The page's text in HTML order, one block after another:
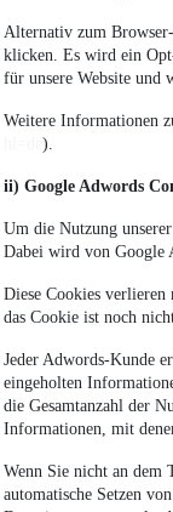
Alternativ zum
klicken. Es wird ein
für unsere Website und
Weitere Informationen
hl=de).
ii) Google Adwords
Um die Nutzung
Dabei wird von Google
Diese Cookies
das Cookie ist noch
Jeder Adwords-Kunde
eingeholten
die Gesamtanzahl der
Informationen, mit
Wenn Sie nicht an dem
automatische Setzen